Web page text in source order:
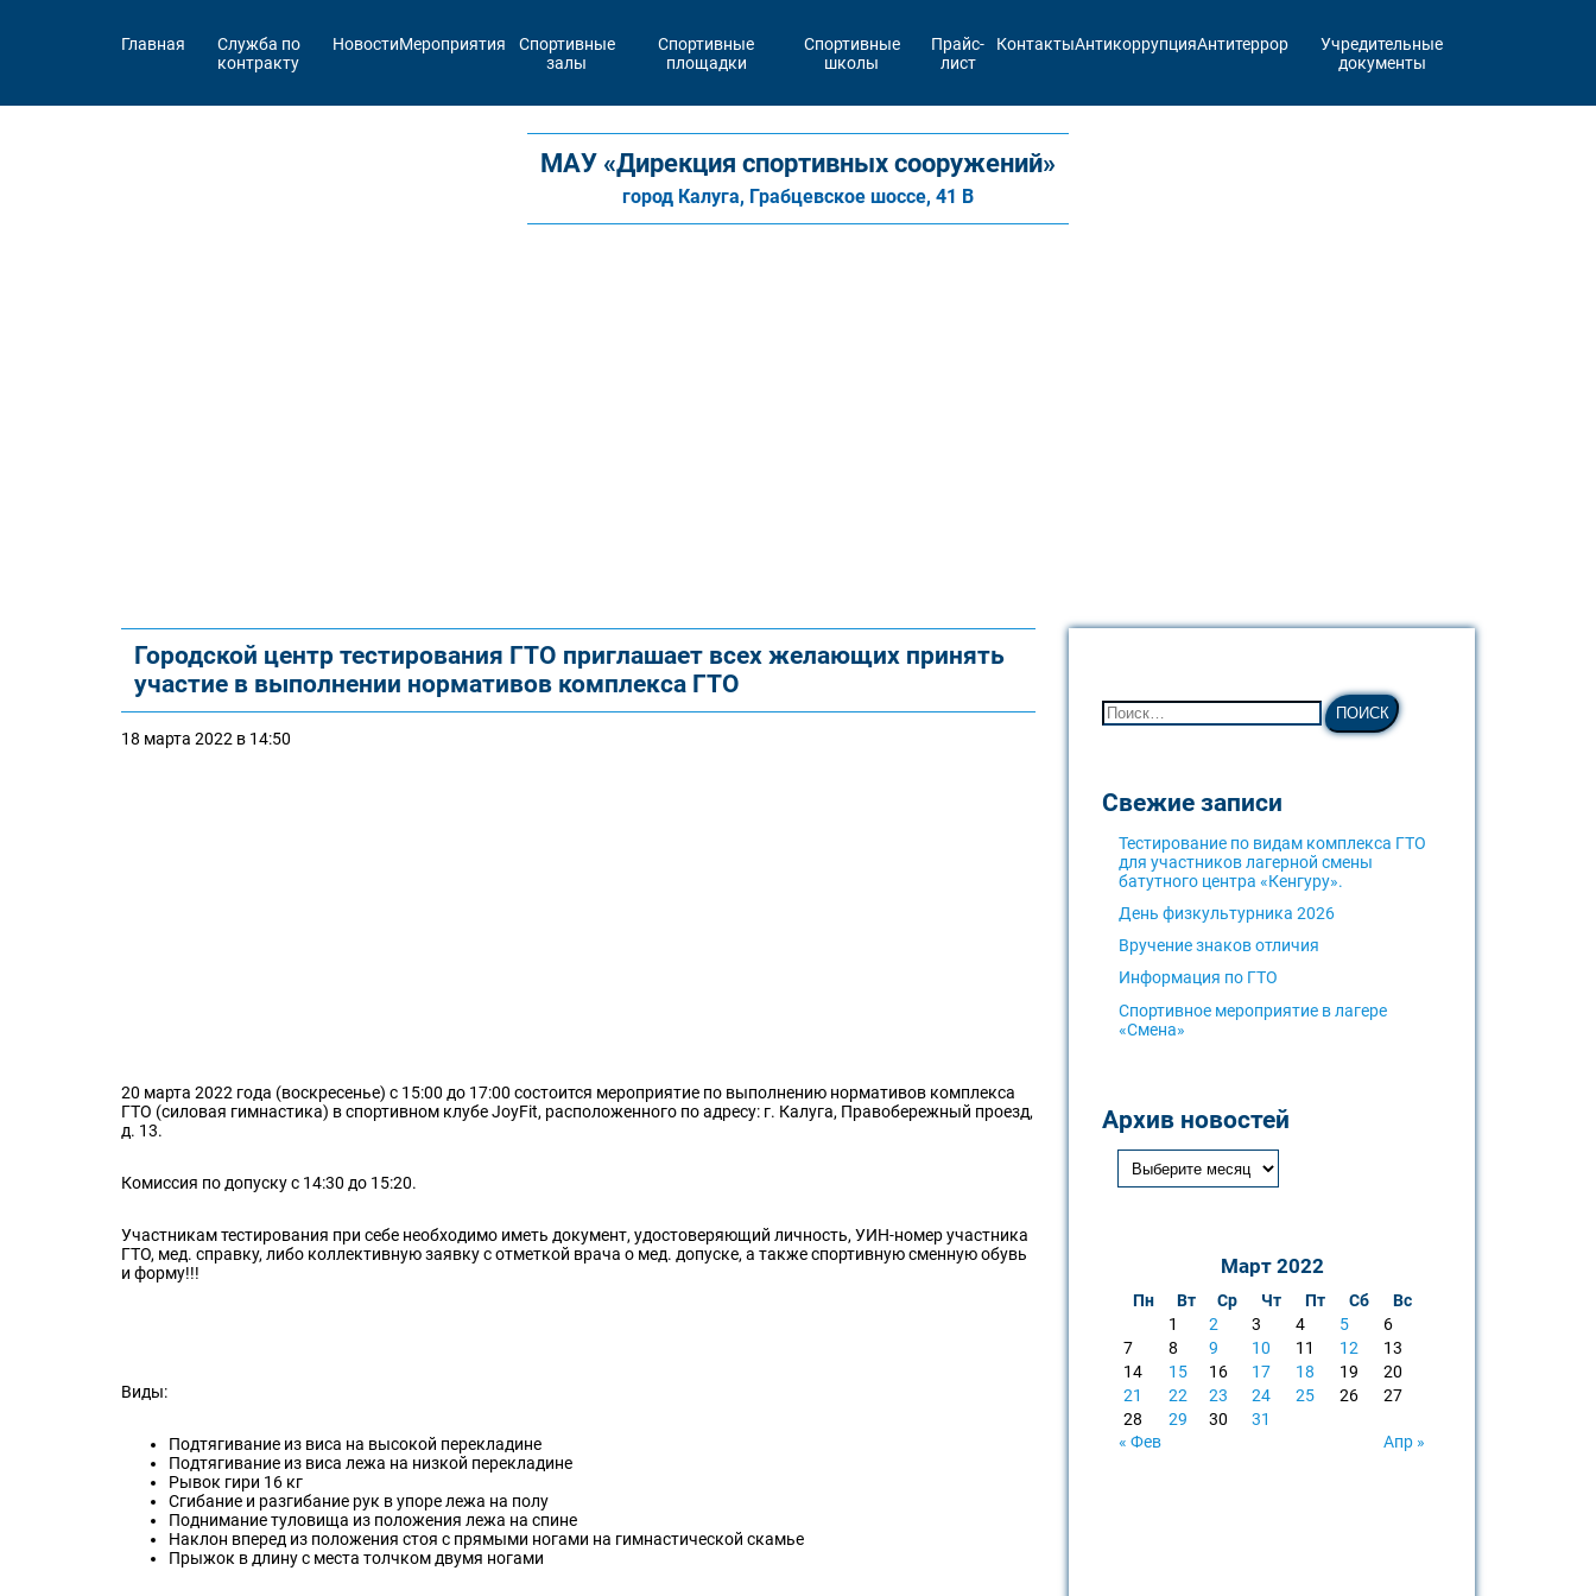
Главная
Служба по
контракту
НовостиМероприятия
Спортивные
залы
Спортивные
площадки
Спортивные
школы
Прайс-
лист
КонтактыАнтикоррупцияАнтитеррор
Учредительные
документы
МАУ «Дирекция спортивных сооружений»
город Калуга, Грабцевское шоссе, 41 В
Городской центр тестирования ГТО приглашает всех желающих принять
участие в выполнении нормативов комплекса ГТО
18 марта 2022 в 14:50
20 марта 2022 года (воскресенье) с 15:00 до 17:00 состоится мероприятие по выполнению нормативов комплекса
ГТО (силовая гимнастика) в спортивном клубе JoyFit, расположенного по адресу: г. Калуга, Правобережный проезд,
д. 13.
Комиссия по допуску с 14:30 до 15:20.
Участникам тестирования при себе необходимо иметь документ, удостоверяющий личность, УИН-номер участника
ГТО, мед. справку, либо коллективную заявку с отметкой врача о мед. допуске, а также спортивную сменную обувь
и форму!!!
Виды:
Подтягивание из виса на высокой перекладине
Подтягивание из виса лежа на низкой перекладине
Рывок гири 16 кг
Сгибание и разгибание рук в упоре лежа на полу
Поднимание туловища из положения лежа на спине
Наклон вперед из положения стоя с прямыми ногами на гимнастической скамье
Прыжок в длину с места толчком двумя ногами
Свежие записи
Тестирование по видам комплекса ГТО
для участников лагерной смены
батутного центра «Кенгуру».
День физкультурника 2026
Вручение знаков отличия
Информация по ГТО
Спортивное мероприятие в лагере
«Смена»
Архив новостей
Март 2022
Пн Вт Ср Чт Пт Сб
Вс
1
2 3 4 5
6
7
8 9 10 11 12
13
14
15 16 17 18 19
20
21
22 23 24 25 26
27
28
29 30
31
« Фев
Апр »